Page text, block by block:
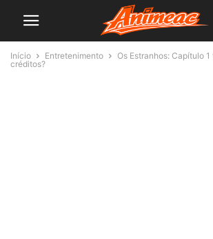
Início Entretenimento
Os Estranhos: Capítulo
créditos?